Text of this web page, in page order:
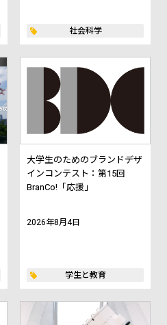
社会科学
大学生のためのブランドデザ
インコンテスト：第15回
BranCo!「応援」
2026年8月4日
学生と教育